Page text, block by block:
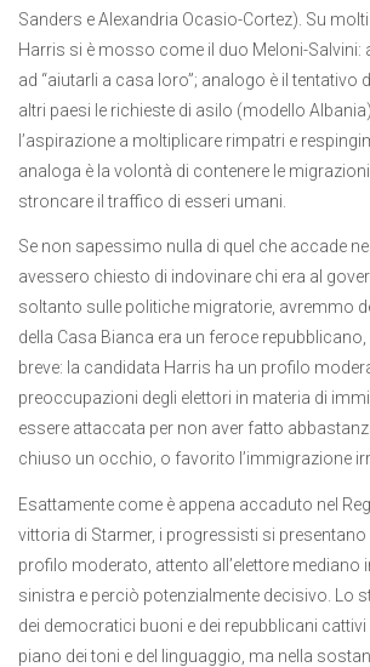
Sanders e Alexandria Ocasio-Cortez). Su
Harris si è mosso come il duo Meloni-Salvini:
ad “aiutarli a casa loro”; analogo è il tentativo
altri paesi le richieste di asilo (modello
l’aspirazione a moltiplicare rimpatri e
analoga è la volontà di contenere le
stroncare il traffico di esseri umani.
Se non sapessimo nulla di quel che accade
avessero chiesto di indovinare chi era al
soltanto sulle politiche migratorie, avremmo
della Casa Bianca era un feroce
breve: la candidata Harris ha un profilo
preoccupazioni degli elettori in materia di
essere attaccata per non aver fatto
chiuso un occhio, o favorito l’immigrazione
Esattamente come è appena accaduto nel
vittoria di Starmer, i progressisti si presentano
profilo moderato, attento all’elettore mediano
sinistra e perciò potenzialmente decisivo. Lo
dei democratici buoni e dei repubblicani cattivi
piano dei toni e del linguaggio, ma nella